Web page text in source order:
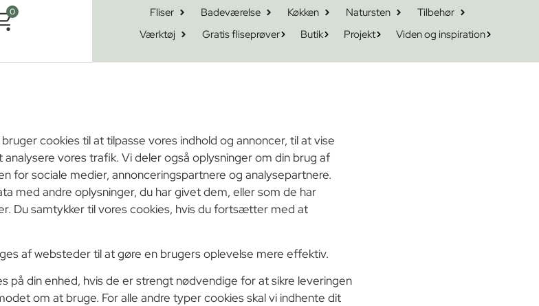
0 Fliser Badeværelse Køkken Natursten
Tilbehør
Værktøj
Gratis fliseprøver Butik Projekt Viden og inspiration
cookies til at tilpasse vores indhold og annoncer, til at vise
vores trafik. Vi deler også oplysninger om din brug af
for sociale medier, annonceringspartnere og analysepartnere.
med andre oplysninger, du har givet dem, eller som de har
Du samtykker til vores cookies, hvis du fortsætter med at
af websteder til at gøre en brugers oplevelse mere effektiv.
på din enhed, hvis de er strengt nødvendige for at sikre leveringen
om at bruge. For alle andre typer cookies skal vi indhente dit